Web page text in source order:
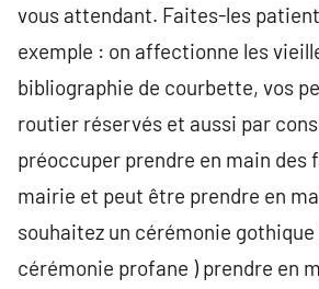
vous attendant. Faites-les
exemple : on affectionne les
bibliographie de courbette, vos
routier réservés et aussi par
préoccuper prendre en main
mairie et peut être prendre en
souhaitez un cérémonie gothique
cérémonie profane ) prendre en